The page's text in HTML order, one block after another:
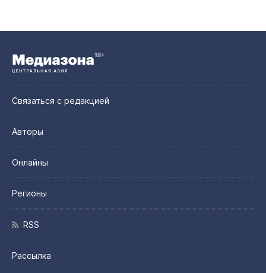
Связаться с редакцией
Авторы
Онлайны
Регионы
RSS
Рассылка